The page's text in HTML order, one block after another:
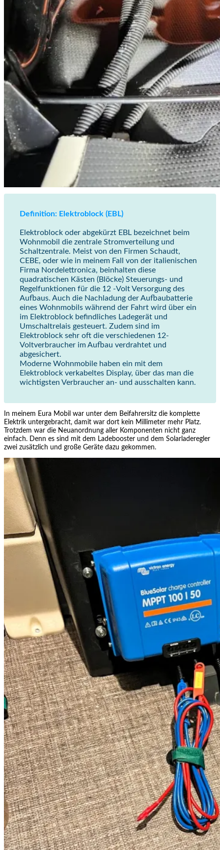
Definition: Elektroblock (EBL)
Elektroblock oder abgekürzt EBL bezeichnet beim
Wohnmobil die zentrale Stromverteilung und
Schaltzentrale. Meist von den Firmen Schaudt,
CEBE, oder wie in meinem Fall von der italienischen
Firma Nordelettronica, beinhalten diese
quadratischen Kästen (Blöcke) Steuerungs- und
Regelfunktionen für die 12 -Volt Versorgung des
Aufbaus. Auch die Nachladung der Aufbaubatterie
eines Wohnmobils während der Fahrt wird über ein
im Elektroblock befindliches Ladegerät und
Umschaltrelais gesteuert. Zudem sind im
Elektroblock sehr oft die verschiedenen 12-
Voltverbraucher im Aufbau verdrahtet und
abgesichert.
Moderne Wohnmobile haben ein mit dem
Elektroblock verkabeltes Display, über das man die
wichtigsten Verbraucher an- und ausschalten kann.
In meinem Eura Mobil war unter dem Beifahrersitz die komplette
Elektrik untergebracht, damit war dort kein Millimeter mehr Platz.
Trotzdem war die Neuanordnung aller Komponenten nicht ganz
einfach. Denn es sind mit dem Ladebooster und dem Solarladeregler
zwei zusätzlich und große Geräte dazu gekommen.